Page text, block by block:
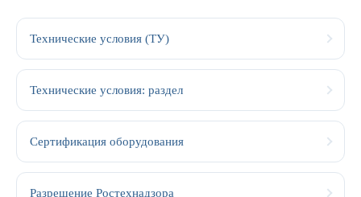
Технические условия (ТУ)
Технические условия: раздел
Сертификация оборудования
Разрешение Ростехнадзора